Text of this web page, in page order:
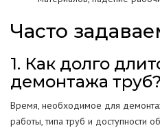
Часто
1. Как долго
демонтажа труб?
Время, необходимое для
работы, типа труб и доступности